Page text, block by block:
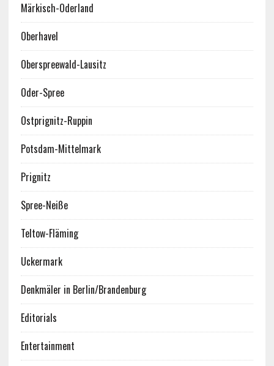
Märkisch-Oderland
Oberhavel
Oberspreewald-Lausitz
Oder-Spree
Ostprignitz-Ruppin
Potsdam-Mittelmark
Prignitz
Spree-Neiße
Teltow-Fläming
Uckermark
Denkmäler in Berlin/Brandenburg
Editorials
Entertainment